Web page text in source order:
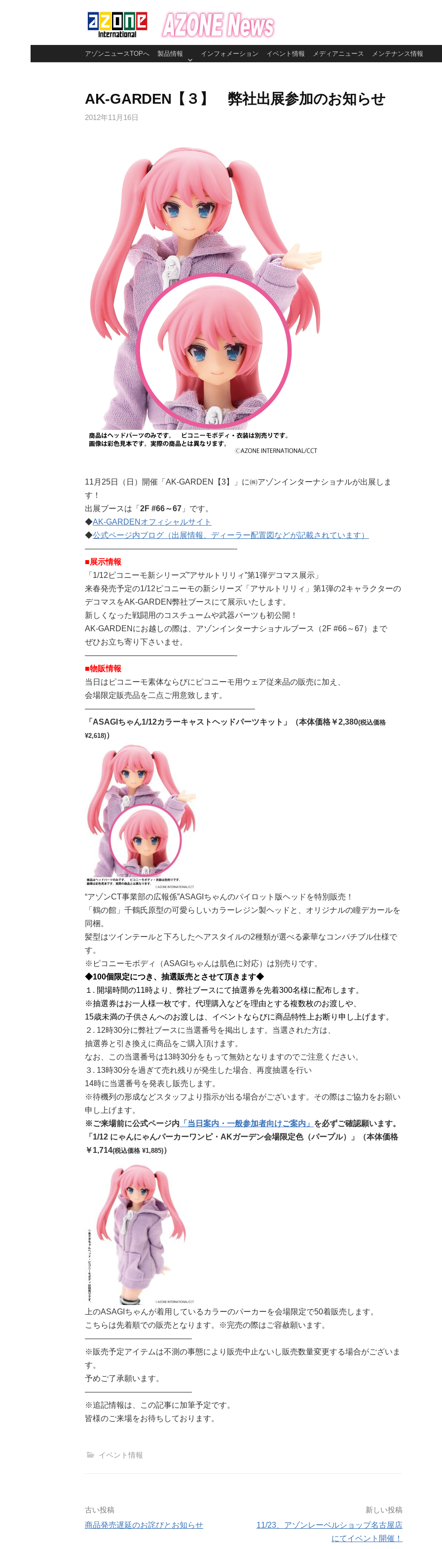
ン
アゾンニュースTOPへ 製品情報 インフォメーション イベント情報 メディアニュース メンテナンス情報
AK-GARDEN【３】 弊社出展参加のお知らせ
2012年11月16日
11月25日（日）開催「AK-GARDEN【3】」に㈱アゾンインターナショナルが出展しま
す！
出展ブースは「 2F #66～67 」です。
◆AK-GARDENオフィシャルサイト
◆公式ページ内ブログ（出展情報、ディーラー配置図などが記載されています）
———————————————————-
■展示情報
「1/12ピコニーモ新シリーズ”アサルトリリィ”第1弾デコマス展示」
来春発売予定の1/12ピコニーモの新シリーズ「アサルトリリィ」第1弾の2キャラクターの
デコマスをAK-GARDEN弊社ブースにて展示いたします。
新しくなった戦闘用のコスチュームや武器パーツも初公開！
AK-GARDENにお越しの際は、アゾンインターナショナルブース（2F #66～67）まで
ぜひお立ち寄り下さいませ。
———————————————————-
■物販情報
当日はピコニーモ素体ならびにピコニーモ用ウェア従来品の販売に加え、
会場限定販売品を二点ご用意致します。
—————————————————————–
「ASAGIちゃん1/12カラーキャストヘッドパーツキット」（本体価格￥2,380(税込価格
¥2,618)）
“アゾンCT事業部の広報係”ASAGIちゃんのパイロット版ヘッドを特別販売！
「鶴の館」千鶴氏原型の可愛らしいカラーレジン製ヘッドと、オリジナルの瞳デカールを
同梱。
髪型はツインテールと下ろしたヘアスタイルの2種類が選べる豪華なコンパチブル仕様で
す。
※ピコニーモボディ（ASAGIちゃんは肌色に対応）は別売りです。
◆100個限定につき、抽選販売とさせて頂きます◆
１. 開場時間の11時より、弊社ブースにて抽選券を先着300名様に配布します。
※抽選券はお一人様一枚です。代理購入などを理由とする複数枚のお渡しや、
15歳未満の子供さんへのお渡しは、イベントならびに商品特性上お断り申し上げます。
２. 12時30分に弊社ブースに当選番号を掲出します。当選された方は、
抽選券と引き換えに商品をご購入頂けます。
なお、この当選番号は13時30分をもって無効となりますのでご注意ください。
３. 13時30分を過ぎて売れ残りが発生した場合、再度抽選を行い
14時に当選番号を発表し販売します。
※待機列の形成などスタッフより指示が出る場合がございます。その際はご協力をお願い
申し上げます。
※ご来場前に公式ページ内 「当日案内・一般参加者向けご案内」 を必ずご確認願います。
「1/12 にゃんにゃんパーカーワンピ・AKガーデン会場限定色（パープル）」（本体価格
￥1,714(税込価格 ¥1,885)）
上のASAGIちゃんが着用しているカラーのパーカーを会場限定で50着販売します。
こちらは先着順での販売となります。※完売の際はご容赦願います。
—————————————–
※販売予定アイテムは不測の事態により販売中止ないし販売数量変更する場合がございま
す。
予めご了承願います。
—————————————–
※追記情報は、この記事に加筆予定です。
皆様のご来場をお待ちしております。
イベント情報
投
稿
古い投稿
商品発売遅延のお詫びとお知らせ
新しい投稿
11/23、アゾンレーベルショップ名古屋店
にてイベント開催！